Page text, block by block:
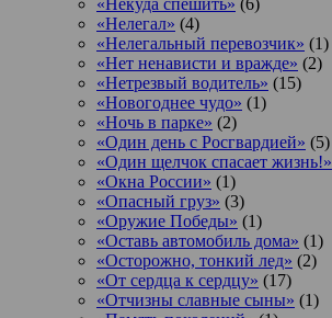
«Нелегал» (4)
«Нелегальный перевозчик» (1)
«Нет ненависти и вражде» (2)
«Нетрезвый водитель» (15)
«Новогоднее чудо» (1)
«Ночь в парке» (2)
«Один день с Росгвардией» (5)
«Один щелчок спасает жизнь!»
«Окна России» (1)
«Опасный груз» (3)
«Оружие Победы» (1)
«Оставь автомобиль дома» (1)
«Осторожно, тонкий лед» (2)
«От сердца к сердцу» (17)
«Отчизны славные сыны» (1)